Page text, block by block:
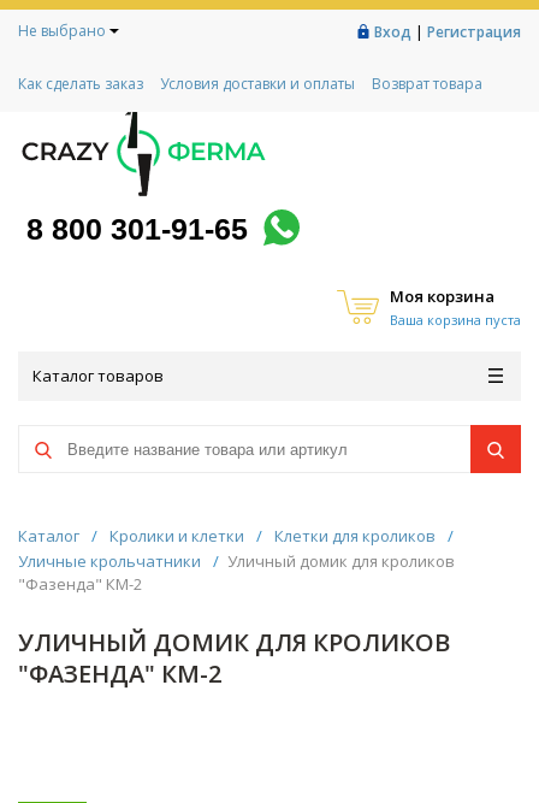
Не выбрано Вход | Регистрация
Как сделать заказ Условия доставки и оплаты
Возврат товара
Контакты
Социальный контракт
Любимая ферма
8 800 301-91-65
Моя корзина
Ваша корзина пуста
Каталог товаров
Каталог / Кролики и клетки / Клетки для кроликов
/
Уличные крольчатники
/ Уличный домик для кроликов
"Фазенда" КМ-2
УЛИЧНЫЙ ДОМИК ДЛЯ КРОЛИКОВ
"ФАЗЕНДА" КМ-2